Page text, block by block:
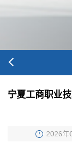
宁夏工商职业
2026年